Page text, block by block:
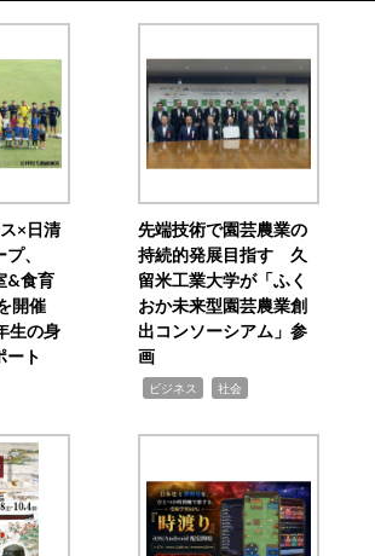
×日清
、
&食育
開催
生の身
ート
先端技術で園芸農業の
持続的発展目指す 久
留米工業大学が「ふく
おか未来型園芸農業創
出コンソーシアム」参
画
ビジネス 社会